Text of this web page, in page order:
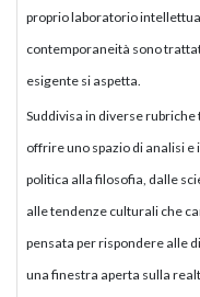
proprio laboratorio
contemporaneità sono
esigente si aspetta.
Suddivisa in diverse
offrire uno spazio di analisi
politica alla filosofia, dalle
alle tendenze culturali che
pensata per rispondere alle
una finestra aperta sulla